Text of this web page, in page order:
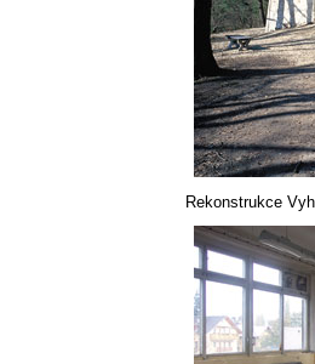
Rekonstrukce